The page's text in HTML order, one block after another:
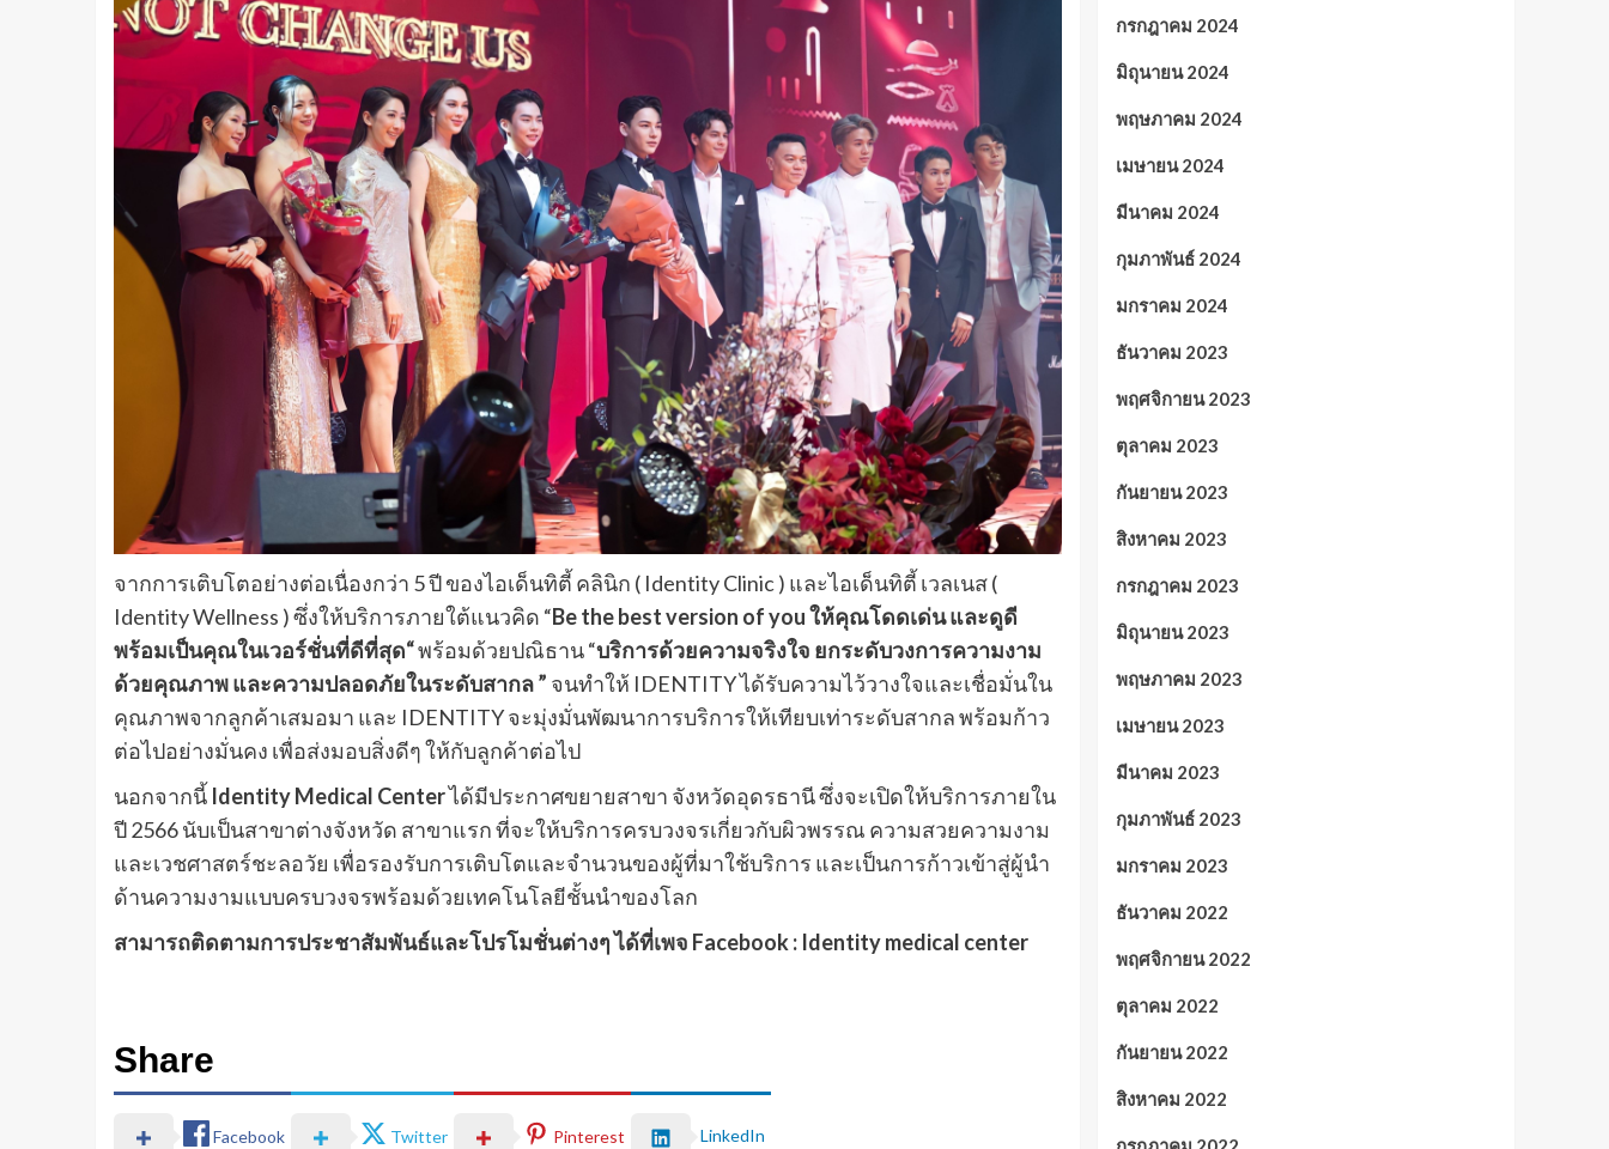
จากการเติบโตอย่างต่อเนื่องกว่า 5 ปี ของไอเด็นทิตี้ คลินิก ( Identity Clinic ) และไอเด็นทิตี้ เวลเนส (
Identity Wellness ) ซึ่งให้บริการภายใต้แนวคิด “Be the best version of you ให้คุณโดดเด่น และดูดี
พร้อมเป็นคุณในเวอร์ชั่นที่ดีที่สุด“พร้อมด้วยปณิธาน “บริการด้วยความจริงใจ ยกระดับวงการความงาม
ด้วยคุณภาพ และความปลอดภัยในระดับสากล ” จนทำให้ IDENTITY ได้รับความไว้วางใจและเชื่อมั่นใน
คุณภาพจากลูกค้าเสมอมา และ IDENTITY จะมุ่งมั่นพัฒนาการบริการให้เทียบเท่าระดับสากล พร้อมก้าว
ต่อไปอย่างมั่นคง เพื่อส่งมอบสิ่งดีๆ ให้กับลูกค้าต่อไป
นอกจากนี้ Identity Medical Centerได้มีประกาศขยายสาขา จังหวัดอุดรธานี ซึ่งจะเปิดให้บริการภายใน
ปี 2566 นับเป็นสาขาต่างจังหวัด สาขาแรก ที่จะให้บริการครบวงจรเกี่ยวกับผิวพรรณ ความสวยความงาม
และเวชศาสตร์ชะลอวัย เพื่อรองรับการเติบโตและจำนวนของผู้ที่มาใช้บริการ และเป็นการก้าวเข้าสู่ผู้นำ
ด้านความงามแบบครบวงจรพร้อมด้วยเทคโนโลยีชั้นนำของโลก
สามารถติดตามการประชาสัมพันธ์และโปรโมชั่นต่างๆ ได้ที่เพจ Facebook : Identity medical center
Share
Facebook Twitter Pinterest LinkedIn
กรกฎาคม 2024
มิถุนายน 2024
พฤษภาคม 2024
เมษายน 2024
มีนาคม 2024
กุมภาพันธ์ 2024
มกราคม 2024
ธันวาคม 2023
พฤศจิกายน 2023
ตุลาคม 2023
กันยายน 2023
สิงหาคม 2023
กรกฎาคม 2023
มิถุนายน 2023
พฤษภาคม 2023
เมษายน 2023
มีนาคม 2023
กุมภาพันธ์ 2023
มกราคม 2023
ธันวาคม 2022
พฤศจิกายน 2022
ตุลาคม 2022
กันยายน 2022
สิงหาคม 2022